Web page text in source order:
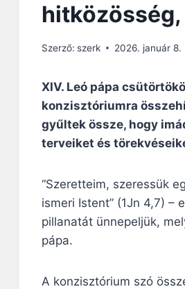
Szerző: szerk 2026. január 8.
XIV. Leó pápa
konzisztóriumra
gyűltek össze, hogy
terveiket és
“Szeretteim, szeressük
ismeri Istent” (1Jn 4,7)
pillanatát ünnepeljük,
pápa.
A konzisztórium szó